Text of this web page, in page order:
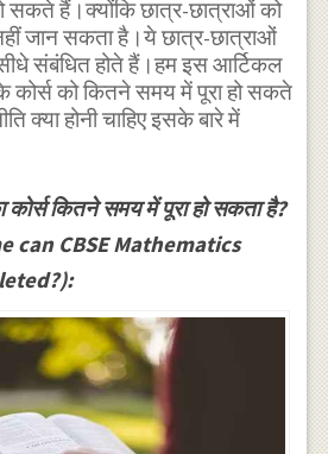
सकते हैं।क्योंकि छात्र-छात्राओं को
जान सकता है।ये छात्र-छात्राओं
संबंधित होते हैं।हम इस आर्टिकल
कोर्स को कितने समय में पूरा हो सकते
क्या होनी चाहिए इसके बारे में
कोर्स कितने समय में पूरा हो सकता है?
can CBSE Mathematics